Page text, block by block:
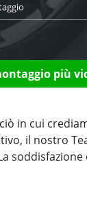
più
in cui
il nostro